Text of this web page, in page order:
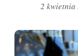
2 kwietnia